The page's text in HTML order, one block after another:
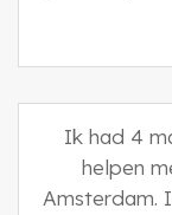
Ik had 4
helpen
Amsterdam.